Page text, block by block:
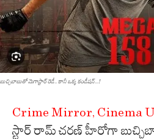
బుచ్చిబాబుతో మెగాస్టార్ రెడీ.. కానీ ఒక్క కండీషన్...!
Crime Mirror, Cinema
స్టార్ రామ్ చరణ్ హీరోగా